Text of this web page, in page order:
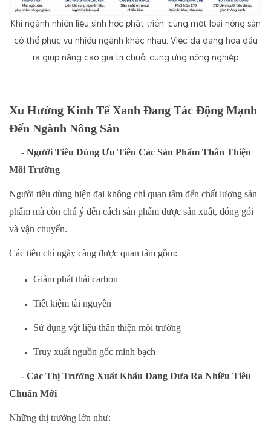
Khi ngành nhiên liệu sinh học phát triển, cùng một loại nông sản
có thể phục vụ nhiều ngành khác nhau. Việc đa dạng hóa đầu
ra giúp nâng cao giá trị chuỗi cung ứng nông nghiệp
Xu Hướng Kinh Tế Xanh Đang Tác Động Mạnh
Đến Ngành Nông Sản
- Người Tiêu Dùng Ưu Tiên Các Sản Phẩm Thân Thiện
Môi Trường
Người tiêu dùng hiện đại không chỉ quan tâm đến chất lượng sản
phẩm mà còn chú ý đến cách sản phẩm được sản xuất, đóng gói
và vận chuyển.
Các tiêu chí ngày càng được quan tâm gồm:
Giảm phát thải carbon
Tiết kiệm tài nguyên
Sử dụng vật liệu thân thiện môi trường
Truy xuất nguồn gốc minh bạch
- Các Thị Trường Xuất Khẩu Đang Đưa Ra Nhiều Tiêu
Chuẩn Mới
Những thị trường lớn như: